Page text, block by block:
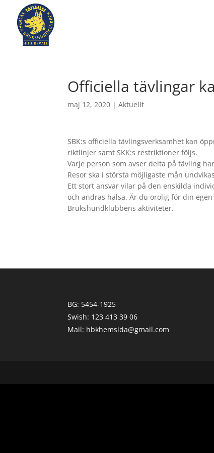
Officiella tävlingar
maj 12, 2020 |Aktuellt
SBK:s officiella tävlingsverksamhet kan
riktlinjer samt SKK:s restriktioner följs.
Varje person som avser delta på tävling
Resor ska i största möjligaste mån
Ett stort ansvar vilar på den enskilda
och andras hälsa. Är du orolig för din
Brukshundklubbens aktiviteter.
BG: 5454-1925
Swish: 123 413 39 06
Mail: hbkhemsida@gmail.com